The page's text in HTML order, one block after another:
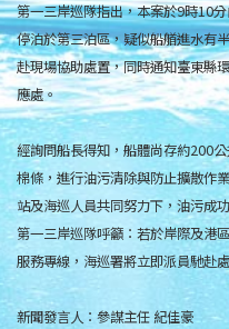
第一三岸巡隊指出，本案於9時10
停泊於第三泊區，疑似船艏進水有
赴現場協助處置，同時通知臺東縣
應處。
經詢問船長得知，船體尚存約200
棉條，進行油污清除與防止擴散作
站及海巡人員共同努力下，油污成
第一三岸巡隊呼籲：若於岸際及港
服務專線，海巡署將立即派員馳赴
新聞發言人：參謀主任 紀佳豪